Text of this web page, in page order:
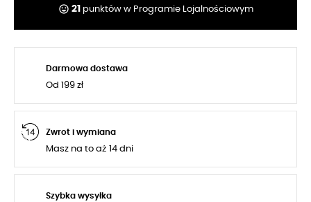
tag_faces 21 punktów w Programie Lojalnościowym
Darmowa dostawa
Od 199 zł
Zwrot i wymiana
Masz na to aż 14 dni
Szybka wysyłka